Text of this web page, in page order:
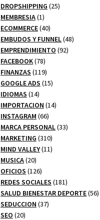
productos
DROPSHIPPING 2525
MEMBRESIA 11
producto
ECOMMERCE 4040
productos
EMBUDOS Y FUNNEL 4848
EMPRENDIMIENTO 9292
FACEBOOK 7878
productos
FINANZAS 119119
productos
GOOGLE ADS 1515
IDIOMAS 1414
productos
IMPORTACION 1414
INSTAGRAM 6666
productos
MARCA PERSONAL 3333
MARKETING 310310
productos
MIND VALLEY 1111
MUSICA 2020
productos
OFICIOS 126126
productos
REDES SOCIALES 181181
productos
SALUD BIENESTAR DEPORTE 5656
SEDUCCION 3737
SEO 2020